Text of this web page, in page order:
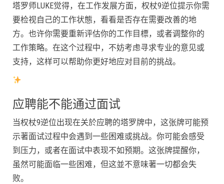
塔罗师LUKE觉得，在工作发展方面，权杖9逆位提示你需
要检视自己的工作状態，看看是否存在需要改善的地
方。也许你需要重新评估你的工作目標，或者调整你的
工作策略。在这个过程中，不妨考虑寻求专业的意见或
支持，这样可以帮助你更好地应对目前的挑战。
应聘能不能通过面试
当权杖9逆位出现在关於应聘的塔罗牌中，这张牌可能预
示著面试过程中会遇到一些困难或挑战。你可能会感受
到压力，或者在面试中表现不如预期。这张牌提醒你，
虽然可能面临一些困难，但这並不意味著一切都会失
败。